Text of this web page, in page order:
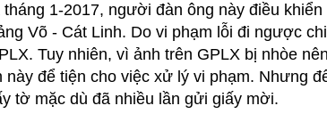
1-2017, người đàn ông này điều
Võ - Cát Linh. Do vi phạm lỗi đi ngược
Tuy nhiên, vì ảnh trên GPLX bị nhòe
để tiện cho việc xử lý vi phạm. Nhưng
tờ mặc dù đã nhiều lần gửi giấy mời.